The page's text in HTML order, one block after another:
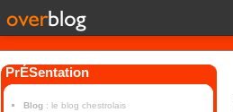
PrÉSentation
Blog : le blog chestrolais